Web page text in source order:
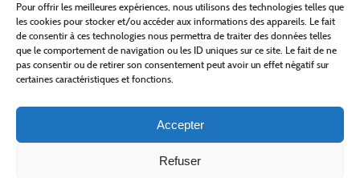
Pour offrir les meilleures expériences, nous utilisons des technologies telles que
les cookies pour stocker et/ou accéder aux informations des appareils. Le fait
de consentir à ces technologies nous permettra de traiter des données telles
que le comportement de navigation ou les ID uniques sur ce site. Le fait de ne
pas consentir ou de retirer son consentement peut avoir un effet négatif sur
certaines caractéristiques et fonctions.
Accepter
Refuser
Site internet cofinancé par le fonds européen agricole pour le développement rural
L'Europe investit dans les zones rurales
Office de Tourisme des Cévennes au Mont Lozère